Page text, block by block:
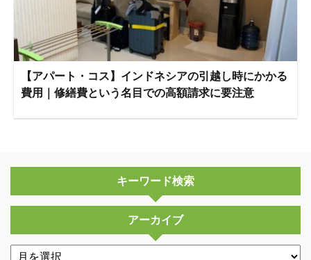
【アパート・コス】インドネシアの引越し時にかかる
費用｜修繕費という名目での高額請求に要注意
キーワード検索
アーカイブ